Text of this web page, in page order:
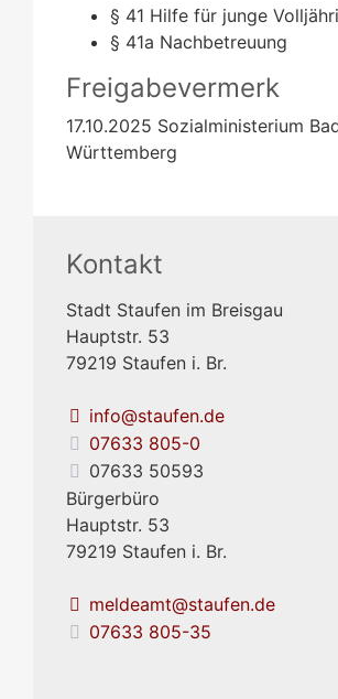
§ 41 Hilfe für junge
§ 41a Nachbetreuung
Freigabevermerk
17.10.2025 Sozialministerium
Württemberg
Kontakt
Stadt Staufen im Breisgau
Hauptstr. 53
79219 Staufen i. Br.
info@staufen.de
07633 805-0
07633 50593
Bürgerbüro
Hauptstr. 53
79219 Staufen i. Br.
meldeamt@staufen.de
07633 805-35